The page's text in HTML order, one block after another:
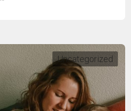
Uncategorized